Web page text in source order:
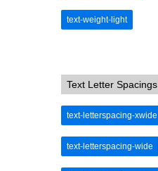
text-weight-light
Text Letter Spacings
text-letterspacing-xwide
text-letterspacing-wide